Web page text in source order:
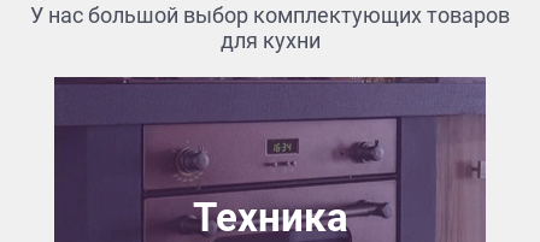
У нас большой выбор комплектующих товаров
для кухни
Техника